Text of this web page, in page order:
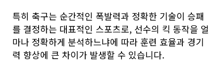
특히 축구는 순간적인 폭발력과 정확한 기술이 승패
를 결정하는 대표적인 스포츠로, 선수의 킥 동작을 얼
마나 정확하게 분석하느냐에 따라 훈련 효율과 경기
력 향상에 큰 차이가 발생할 수 있습니다.